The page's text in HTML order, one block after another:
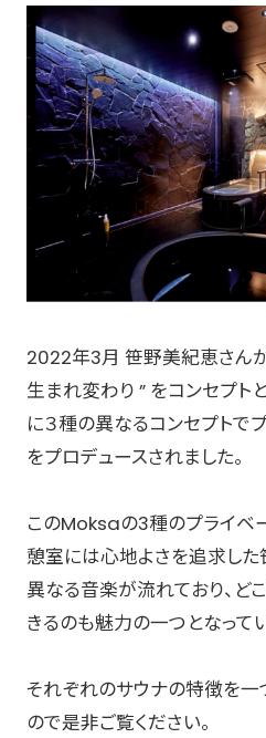
2022年3月 笹野美紀恵さん
⽣まれ変わり ” をコンセプト
に３種の異なるコンセプトで
をプロデュースされました。
このMoksaの3種のプライベ
憩室には心地よさを追求した
異なる音楽が流れており、ど
きるのも魅力の一つとなって
それぞれのサウナの特徴を
ので是非ご覧ください。